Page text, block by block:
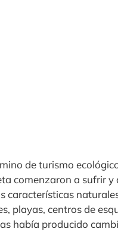
de turismo
comenzaron a sufrir y
características
playas, centros de
había producido